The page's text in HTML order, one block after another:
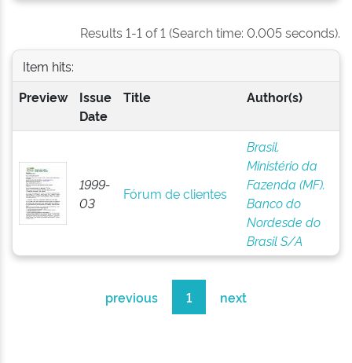
Results 1-1 of 1 (Search time: 0.005 seconds).
Item hits:
Preview
Issue
Date
Title Author(s)
1999-
03
Fórum de clientes
Brasil.
Ministério da
Fazenda (MF).
Banco do
Nordesde do
Brasil S/A
previous 1 next